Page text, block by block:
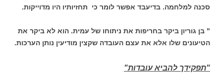
סכנה למלחמה. בדיעבד אפשר לומר כי תחזיותיו היו מדוייקות.
" בן גוריון ביקר בחריפות את ניתוחו של עמית. הוא לא ביקר את
הטיעונים שלו אלא את עצם העובדה שקצין מודיעין נותן הערכות.
"תפקידך להביא עובדות"